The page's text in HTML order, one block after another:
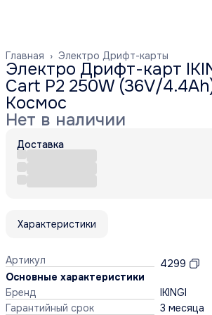
Электро Дрифт-карты
Главная ›
Электро Дрифт-карт
Cart P2 250W (36V/
Космос
Нет в наличии
Доставка
Характеристики
Артикул
4299
Основные характеристики
Бренд
IKINGI
Гарантийный срок
3 месяца